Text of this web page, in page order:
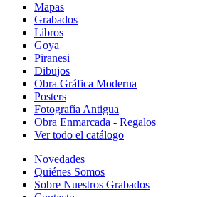
Mapas
Grabados
Libros
Goya
Piranesi
Dibujos
Obra Gráfica Moderna
Posters
Fotografía Antigua
Obra Enmarcada - Regalos
Ver todo el catálogo
Novedades
Quiénes Somos
Sobre Nuestros Grabados